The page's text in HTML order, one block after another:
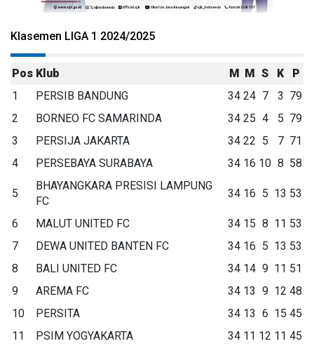
Klasemen LIGA 1 2024/2025
Pos Klub M M S K
P
1
PERSIB BANDUNG 34 24 7 3 79
2
BORNEO FC SAMARINDA 34 25 4 5 79
3
PERSIJA JAKARTA 34 22 5 7 71
4
PERSEBAYA SURABAYA 34 16 10 8 58
5
BHAYANGKARA PRESISI LAMPUNG
FC
34 16 5 13 53
6 MALUT UNITED FC 34 15 8 11 53
7
DEWA UNITED BANTEN FC 34 16 5 13 53
8
BALI UNITED FC 34 14 9 11 51
9
AREMA FC 34 13 9 12 48
10
PERSITA 34 13 6 15 45
11
PSIM YOGYAKARTA 34 11 12 11 45